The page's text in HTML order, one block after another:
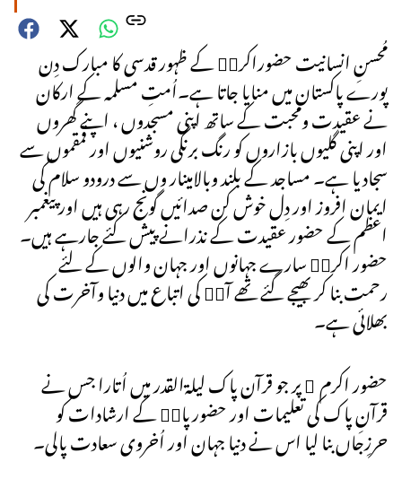
مُحسنِ انسانیت حضوراکرمۖ کے ظہور قدسی کا مبارک دِن
پورے پاکستان میں منایا جاتا ہے۔اُمتِ مسلمہ کے ارکان
نے عقیدت ومحبت کے ساتھ اپنی مسجدوں ، اپنے گھروں
اور اپنی گلیوں بازاروں کو رنگ برنگی روشنیوں اور قمقموں سے
سجادیا ہے۔ مساجد کے بلند وبالامینار وں سے درودو سلام کی
ایمان افروز اور دِل خوش کن صدائیں گونج رہی ہیں اور پیغمبر
اعظم کے حضور عقیدت کے نذرانے پیش کئے جارہے ہیں۔
حضور اکرمۖ سارے جہانوں اور جہان والوں کے لئے
رحمت بنا کر بھیجے گئے تھے آپۖ کی اتباع میں دنیا وآخرت کی
بھلائی ہے۔
حضور اکرم ۖ پر جو قرآن پاک لیلةالقدر میں اُتارا جس نے
قرآنِ پاک کی تعلیمات اور حضورپاکۖ کے ارشادات کو
حرزِجاں بنا لیا اس نے دنیا جہان اور اُخروی سعادت پالی۔